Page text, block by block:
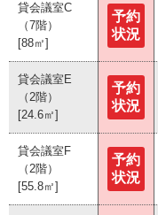
貸会議室C
（7階）
[88㎡]
予約
状況
貸会議室E
（2階）
[24.6㎡]
予約
状況
貸会議室F
（2階）
[55.8㎡]
予約
状況
貸会議室C
（7階）
[88㎡]
予約
状況
貸会議室E
（2階）
[24.6㎡]
予約
状況
貸会議室F
（2階）
[55.8㎡]
予約
状況